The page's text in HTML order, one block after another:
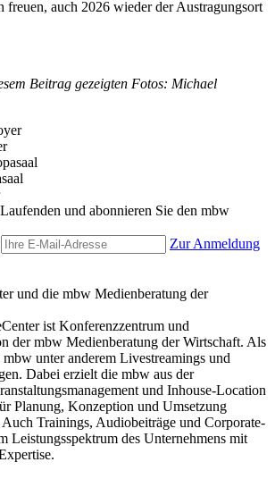
freuen, auch 2026 wieder der Austragungsort
Beitrag gezeigten Fotos: Michael
und abonnieren Sie den mbw
Zur Anmeldung
und die mbw Medienberatung der
ist Konferenzzentrum und
der mbw Medienberatung der Wirtschaft. Als
unter anderem Livestreamings und
Dabei erzielt die mbw aus der
und Inhouse-Location
Planung, Konzeption und Umsetzung
Trainings, Audiobeiträge und Corporate-
Leistungsspektrum des Unternehmens mit